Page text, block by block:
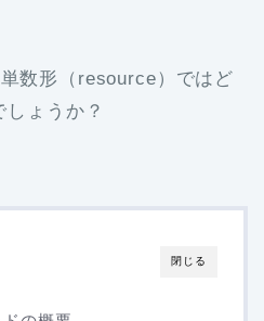
数形（resource）ではど
ょうか？
閉じる